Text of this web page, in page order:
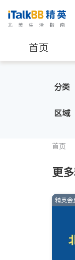
首页
分类
区域
首页
更
精英会